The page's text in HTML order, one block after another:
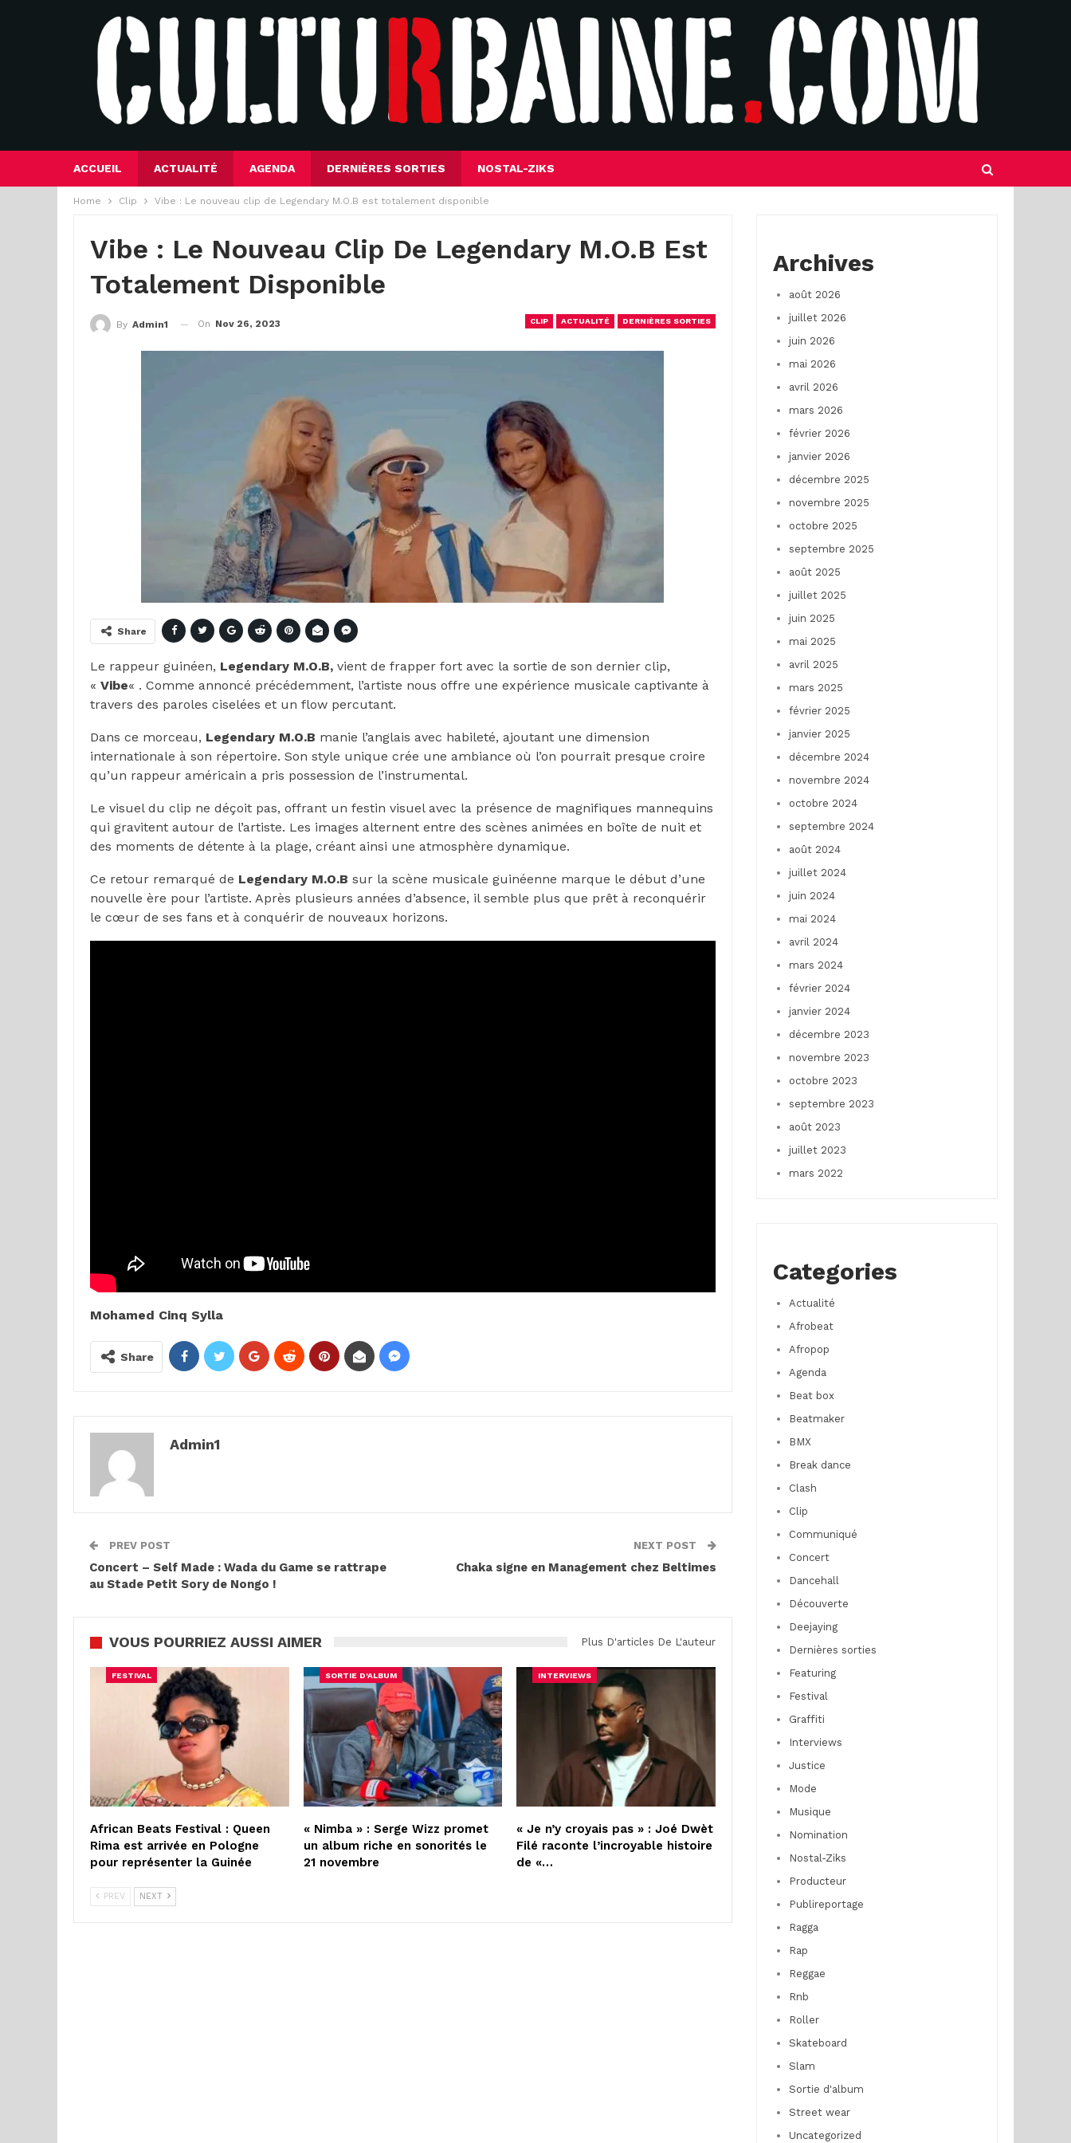
ACCUEIL ACTUALITÉ AGENDA DERNIÈRES SORTIES NOSTAL-ZIKS
Home Clip Vibe : Le nouveau clip de Legendary M.O.B est totalement disponible
Vibe : Le Nouveau Clip De Legendary M.O.B Est
Totalement Disponible
CLIP ACTUALITÉ DERNIÈRES SORTIES
By Admin1 On Nov 26, 2023
Share
Le rappeur guinéen, Legendary M.O.B, vient de frapper fort avec la sortie de son dernier clip,
« Vibe« . Comme annoncé précédemment, l’artiste nous offre une expérience musicale captivante à
travers des paroles ciselées et un flow percutant.
Dans ce morceau, Legendary M.O.B manie l’anglais avec habileté, ajoutant une dimension
internationale à son répertoire. Son style unique crée une ambiance où l’on pourrait presque croire
qu’un rappeur américain a pris possession de l’instrumental.
Le visuel du clip ne déçoit pas, offrant un festin visuel avec la présence de magnifiques mannequins
qui gravitent autour de l’artiste. Les images alternent entre des scènes animées en boîte de nuit et
des moments de détente à la plage, créant ainsi une atmosphère dynamique.
Ce retour remarqué de Legendary M.O.B sur la scène musicale guinéenne marque le début d’une
nouvelle ère pour l’artiste. Après plusieurs années d’absence, il semble plus que prêt à reconquérir
le cœur de ses fans et à conquérir de nouveaux horizons.
Mohamed Cinq Sylla
Share
Admin1
PREV POST
Concert – Self Made : Wada du Game se rattrape
au Stade Petit Sory de Nongo !
NEXT POST
Chaka signe en Management chez Beltimes
VOUS POURRIEZ AUSSI AIMER Plus D'articles De L'auteur
FESTIVAL
African Beats Festival : Queen
Rima est arrivée en Pologne
pour représenter la Guinée
SORTIE D'ALBUM
« Nimba » : Serge Wizz promet
un album riche en sonorités le
21 novembre
INTERVIEWS
« Je n’y croyais pas » : Joé Dwèt
Filé raconte l’incroyable histoire
de «…
PREV NEXT
Archives
août 2026
juillet 2026
juin 2026
mai 2026
avril 2026
mars 2026
février 2026
janvier 2026
décembre 2025
novembre 2025
octobre 2025
septembre 2025
août 2025
juillet 2025
juin 2025
mai 2025
avril 2025
mars 2025
février 2025
janvier 2025
décembre 2024
novembre 2024
octobre 2024
septembre 2024
août 2024
juillet 2024
juin 2024
mai 2024
avril 2024
mars 2024
février 2024
janvier 2024
décembre 2023
novembre 2023
octobre 2023
septembre 2023
août 2023
juillet 2023
mars 2022
Categories
Actualité
Afrobeat
Afropop
Agenda
Beat box
Beatmaker
BMX
Break dance
Clash
Clip
Communiqué
Concert
Dancehall
Découverte
Deejaying
Dernières sorties
Featuring
Festival
Graffiti
Interviews
Justice
Mode
Musique
Nomination
Nostal-Ziks
Producteur
Publireportage
Ragga
Rap
Reggae
Rnb
Roller
Skateboard
Slam
Sortie d'album
Street wear
Uncategorized